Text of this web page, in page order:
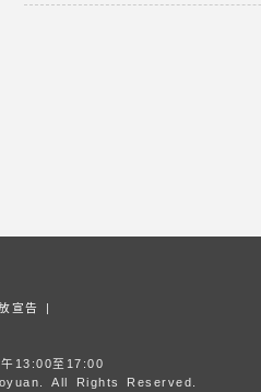
宣告
13:00至17:00
All Rights Reserved.